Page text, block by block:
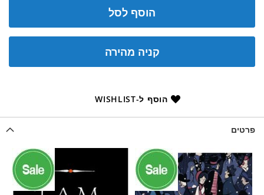
הוסף לסל
קניה מהירה
הוסף ל-WISHLIST
פרטים